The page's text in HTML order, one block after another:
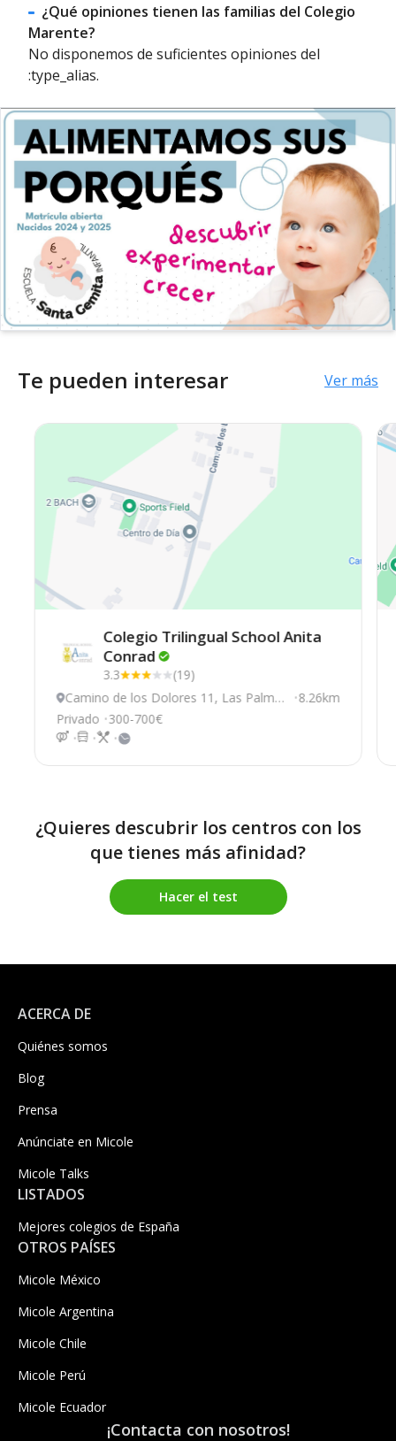
¿Qué opiniones tienen las familias del Colegio
Marente?
No disponemos de suficientes opiniones del
:type_alias.
Te pueden interesar Ver más
Colegio Trilingual School Anita
Conrad
3.3
(19)
Camino de los Dolores 11, Las Palmas
De Gran Canaria
8.26km
Privado 300-700€
¿Quieres descubrir los centros con los
que tienes más afinidad?
Hacer el test
ACERCA DE
Quiénes somos
Blog
Prensa
Anúnciate en Micole
Micole Talks
LISTADOS
Mejores colegios de España
OTROS PAÍSES
Micole México
Micole Argentina
Micole Chile
Micole Perú
Micole Ecuador
¡Contacta con nosotros!